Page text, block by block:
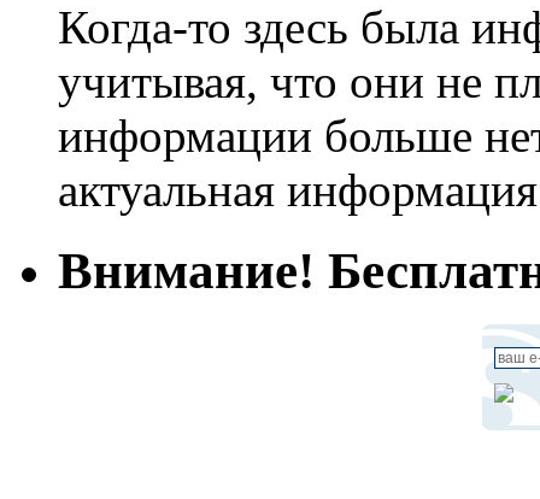
Когда-то здесь была
учитывая, что они не
информации больше
актуальная
Внимание!